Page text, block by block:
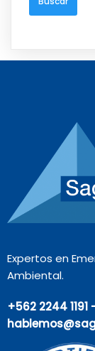
Expertos en
Ambiental.
+562 2244